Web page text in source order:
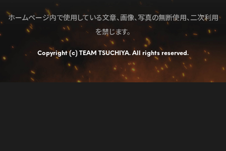
ホームページ内で使用している文章、画像、写真の無断使用、二次利用
を禁じます。
Copyright (c) TEAM TSUCHIYA. All rights reserved.